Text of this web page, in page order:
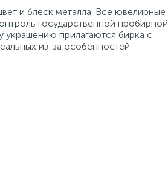
и блеск металла. Все ювелирные
государственной пробирной
украшению прилагаются бирка с
из-за особенностей